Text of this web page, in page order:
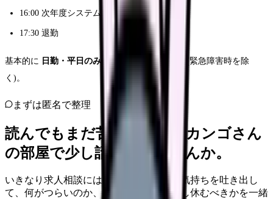
16:00 次年度システム更新の要件定義
17:30 退勤
基本的に 日勤・平日のみ 。夜勤・休日勤務なし(緊急障害時を除
く)。
まずは匿名で整理
読んでもまだ苦しいなら、カンゴさん
の部屋で少し話してみませんか。
いきなり求人相談には進みません。今の気持ちを吐き出し
て、何がつらいのか、辞めるべきか、少し休むべきかを一緒